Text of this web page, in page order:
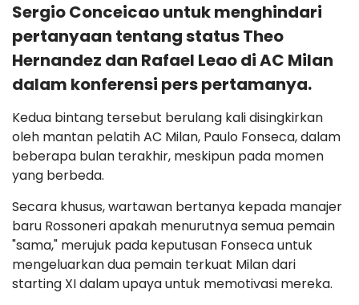
Sergio Conceicao untuk menghindari
pertanyaan tentang status Theo
Hernandez dan Rafael Leao di AC Milan
dalam konferensi pers pertamanya.
Kedua bintang tersebut berulang kali disingkirkan
oleh mantan pelatih AC Milan, Paulo Fonseca, dalam
beberapa bulan terakhir, meskipun pada momen
yang berbeda.
Secara khusus, wartawan bertanya kepada manajer
baru Rossoneri apakah menurutnya semua pemain
"sama," merujuk pada keputusan Fonseca untuk
mengeluarkan dua pemain terkuat Milan dari
starting XI dalam upaya untuk memotivasi mereka.